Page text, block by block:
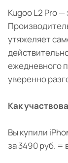
Kugoo L2 Pro
утяжеляет
ежедневного
уверенно
Как
Вы купили
за 3490 руб. =